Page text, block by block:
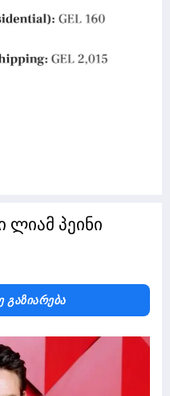
ლიამ პეინი
Გაზიარება